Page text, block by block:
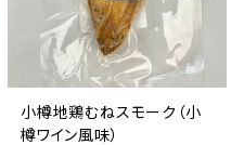
小樽地鶏むねスモーク（小
樽ワイン風味）